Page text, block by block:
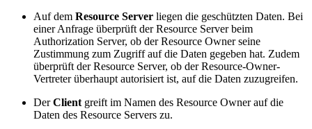
Auf dem Resource Server liegen die geschützten Daten. Bei
einer Anfrage überprüft der Resource Server beim
Authorization Server, ob der Resource Owner seine
Zustimmung zum Zugriff auf die Daten gegeben hat. Zudem
überprüft der Resource Server, ob der Resource-Owner-
Vertreter überhaupt autorisiert ist, auf die Daten zuzugreifen.
DerClient greift im Namen des Resource Owner auf die
Daten des Resource Servers zu.